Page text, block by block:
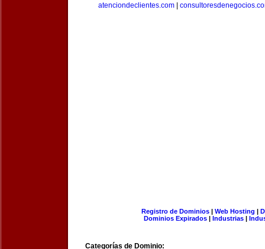
atenciondeclientes.com
Registro de Dominios| Web Hosting |
Dominios Expirados | Industrias |
Categorías de Dominio: